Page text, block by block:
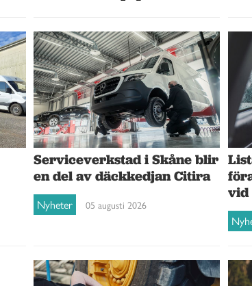
Serviceverkstad i Skåne blir
en del av däckkedjan Citira
Nyheter 05 augusti 2026
vid